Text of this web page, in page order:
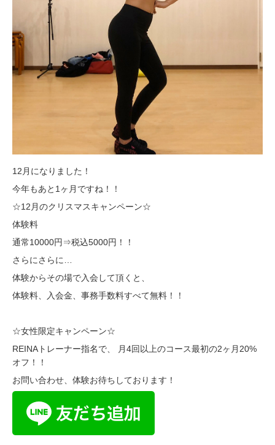
12月になりました！
今年もあと1ヶ月ですね！！
☆12月のクリスマスキャンペーン☆
体験料
通常10000円⇒税込5000円！！
さらにさらに…
体験からその場で入会して頂くと、
体験料、入会金、事務手数料すべて無料！！
☆女性限定キャンペーン☆
REINAトレーナー指名で、 月4回以上のコース最初の2ヶ月20%
オフ！！
お問い合わせ、体験お待ちしております！